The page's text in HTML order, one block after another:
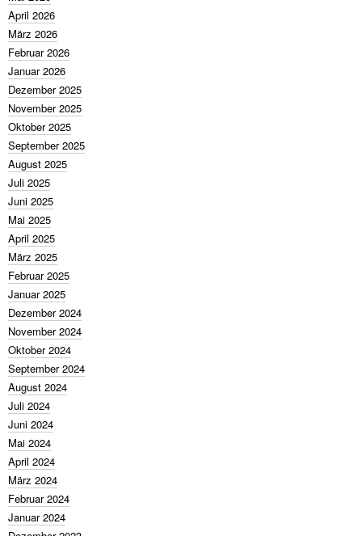
April 2026
März 2026
Februar 2026
Januar 2026
Dezember 2025
November 2025
Oktober 2025
September 2025
August 2025
Juli 2025
Juni 2025
Mai 2025
April 2025
März 2025
Februar 2025
Januar 2025
Dezember 2024
November 2024
Oktober 2024
September 2024
August 2024
Juli 2024
Juni 2024
Mai 2024
April 2024
März 2024
Februar 2024
Januar 2024